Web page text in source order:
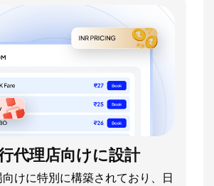
代理店向けに設計
けに特別に構築されており、日